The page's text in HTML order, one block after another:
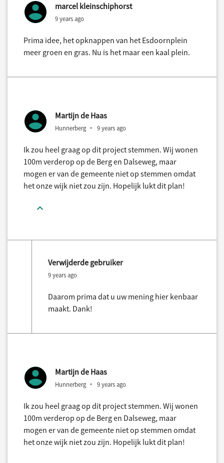
marcel kleinschiphorst
9 years ago
Prima idee, het opknappen van het Esdoornplein
meer groen en gras. Nu is het maar een kaal plein.
Martijn de Haas
Hunnerberg 9 years ago
Ik zou heel graag op dit project stemmen. Wij wonen
100m verderop op de Berg en Dalseweg, maar
mogen er van de gemeente niet op stemmen omdat
het onze wijk niet zou zijn. Hopelijk lukt dit plan!
Verwijderde gebruiker
9 years ago
Daarom prima dat u uw mening hier kenbaar
maakt. Dank!
Martijn de Haas
Hunnerberg 9 years ago
Ik zou heel graag op dit project stemmen. Wij wonen
100m verderop op de Berg en Dalseweg, maar
mogen er van de gemeente niet op stemmen omdat
het onze wijk niet zou zijn. Hopelijk lukt dit plan!